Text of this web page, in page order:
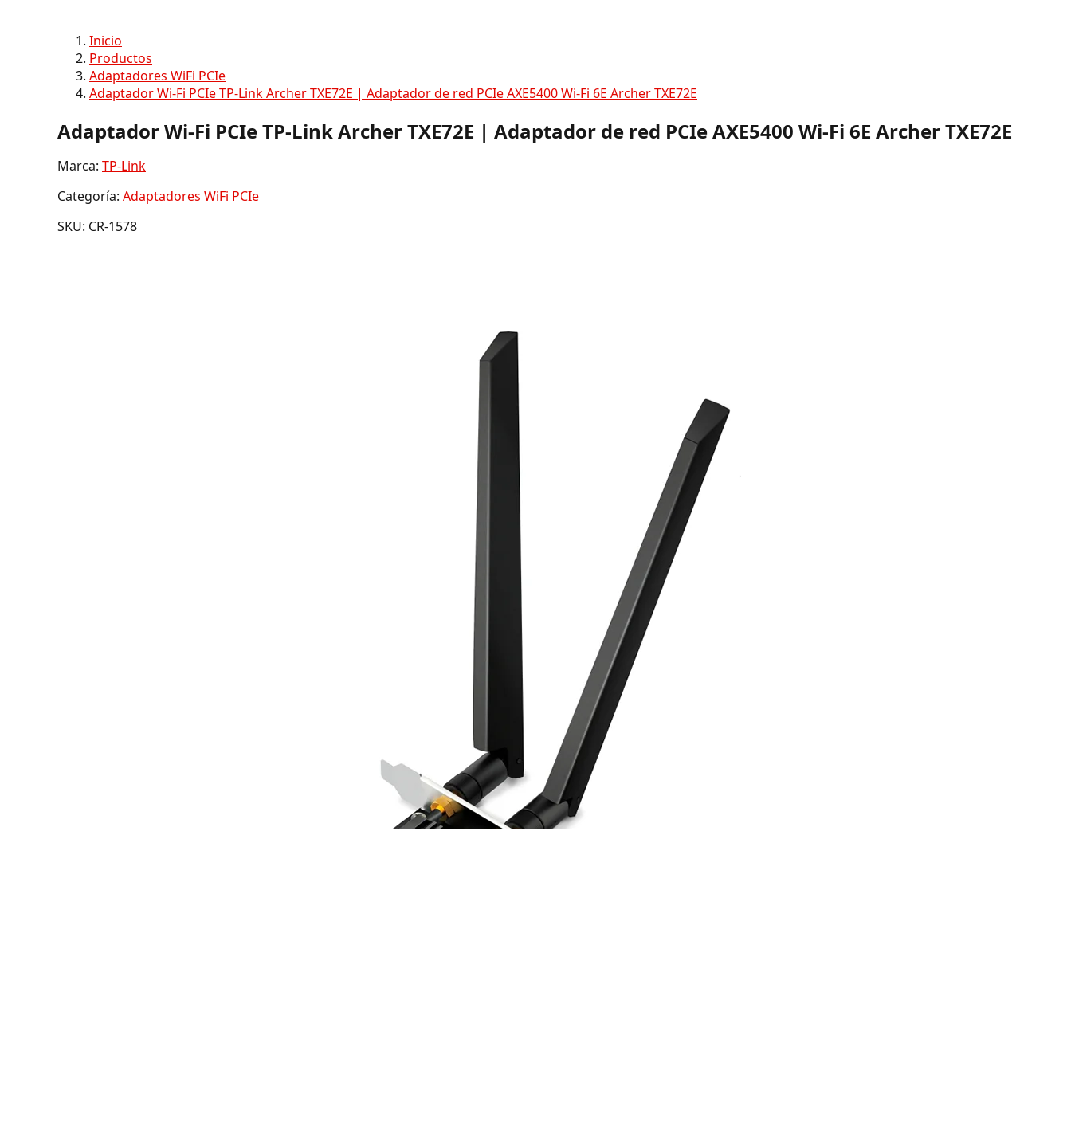
Inicio
Productos
Adaptadores WiFi PCIe
Adaptador Wi-Fi PCIe TP-Link Archer TXE72E | Adaptador de red PCIe AXE5400 Wi-Fi 6E Archer TXE72E
Adaptador Wi-Fi PCIe TP-Link Archer TXE72E | Adaptador de red PCIe AXE5400 Wi-Fi 6E Archer TXE72E
Marca: TP-Link
Categoría: Adaptadores WiFi PCIe
SKU: CR-1578